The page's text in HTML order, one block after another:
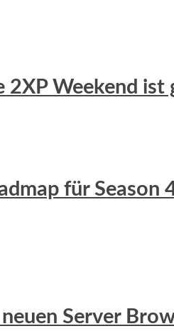
2XP Weekend
für Season
Server